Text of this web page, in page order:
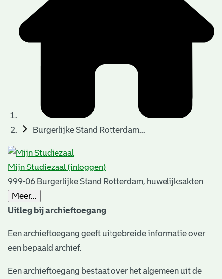
n
a
'
s
n
o
t
a
r
i
Burgerlijke Stand Rotterdam...
Mijn Studiezaal (inloggen)
999-06 Burgerlijke Stand Rotterdam, huwelijksakten
Meer...
Uitleg bij archieftoegang
Een archieftoegang geeft uitgebreide informatie over
een bepaald archief.
Een archieftoegang bestaat over het algemeen uit de